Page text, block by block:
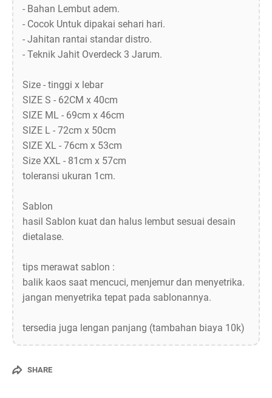
- Bahan Lembut adem.
- Cocok Untuk dipakai sehari hari.
- Jahitan rantai standar distro.
- Teknik Jahit Overdeck 3 Jarum.
Size - tinggi x lebar
SIZE S - 62CM x 40cm
SIZE ML - 69cm x 46cm
SIZE L - 72cm x 50cm
SIZE XL - 76cm x 53cm
Size XXL - 81cm x 57cm
toleransi ukuran 1cm.
Sablon
hasil Sablon kuat dan halus lembut sesuai desain
dietalase.
tips merawat sablon :
balik kaos saat mencuci, menjemur dan menyetrika.
jangan menyetrika tepat pada sablonannya.
tersedia juga lengan panjang (tambahan biaya 10k)
SHARE